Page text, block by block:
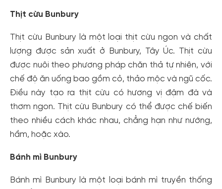
Thịt cừu Bunbury
Thịt cừu Bunbury là một loại thịt cừu ngon và chất
lượng được sản xuất ở Bunbury, Tây Úc. Thịt cừu
được nuôi theo phương pháp chăn thả tự nhiên, với
chế độ ăn uống bao gồm cỏ, thảo mộc và ngũ cốc.
Điều này tạo ra thịt cừu có hương vị đậm đà và
thơm ngon. Thịt cừu Bunbury có thể được chế biến
theo nhiều cách khác nhau, chẳng hạn như nướng,
hầm, hoặc xào.
Bánh mì Bunbury
Bánh mì Bunbury là một loại bánh mì truyền thống